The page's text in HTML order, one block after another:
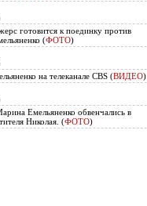
готовится к поединку против
(ФОТО)
на телеканале CBS (ВИДЕО)
Емельяненко обвенчались в
Николая. (ФОТО)